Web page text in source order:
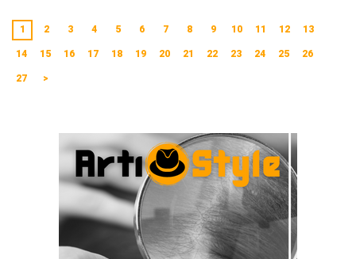
1 2 3 4 5 6 7 8 9 10 11 12 13
14 15 16 17 18 19 20 21 22 23 24 25 26
27 >